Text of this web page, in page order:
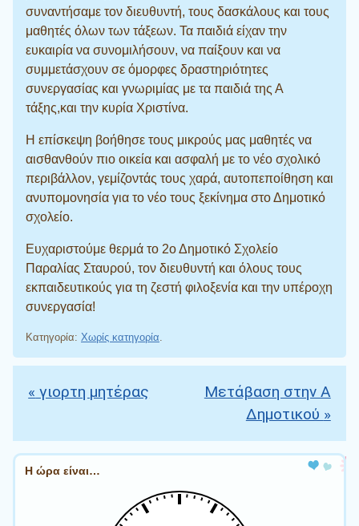
συναντήσαμε τον διευθυντή, τους δασκάλους και τους
μαθητές όλων των τάξεων. Τα παιδιά είχαν την
ευκαιρία να συνομιλήσουν, να παίξουν και να
συμμετάσχουν σε όμορφες δραστηριότητες
συνεργασίας και γνωριμίας με τα παιδιά της Α
τάξης,και την κυρία Χριστίνα.
Η επίσκεψη βοήθησε τους μικρούς μας μαθητές να
αισθανθούν πιο οικεία και ασφαλή με το νέο σχολικό
περιβάλλον, γεμίζοντάς τους χαρά, αυτοπεποίθηση και
ανυπομονησία για το νέο τους ξεκίνημα στο Δημοτικό
σχολείο.
Ευχαριστούμε θερμά το 2ο Δημοτικό Σχολείο
Παραλίας Σταυρού, τον διευθυντή και όλους τους
εκπαιδευτικούς για τη ζεστή φιλοξενία και την υπέροχη
συνεργασία!
Κατηγορία: Χωρίς κατηγορία.
Πλοήγηση άρθρων
« γιορτη μητέρας
Μετάβαση στην Α
Δημοτικού »
Η ώρα είναι…